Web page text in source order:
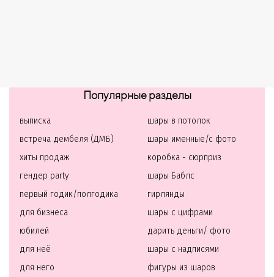
Популярные разделы
выписка
встреча дембеля (ДМБ)
хиты продаж
гендер party
первый годик/полгодика
для бизнеса
юбилей
для неё
для него
шары в потолок
шары именные/с фото
коробка - сюрприз
шары Баблс
гирлянды
шары с цифрами
дарить деньги/ фото
шары с надписями
фигуры из шаров